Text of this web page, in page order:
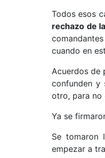
Todos esos
rechazo de
cuando en
Acuerdos de
confunden y
otro, para no
Ya se
Se tomaron
empezar a